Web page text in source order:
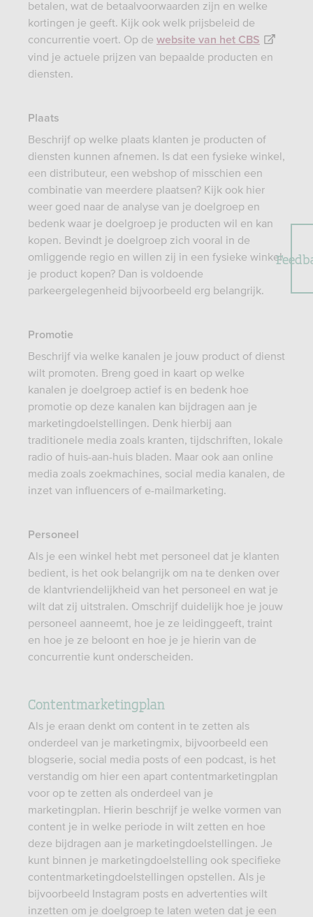
betalen, wat de betaalvoorwaarden zijn en welke
kortingen je geeft. Kijk ook welk prijsbeleid de
concurrentie voert. Op de website van het CBS
vind je actuele prijzen van bepaalde producten en
diensten.
Plaats
Beschrijf op welke plaats klanten je producten of
diensten kunnen afnemen. Is dat een fysieke winkel,
een distributeur, een webshop of misschien een
combinatie van meerdere plaatsen? Kijk ook hier
weer goed naar de analyse van je doelgroep en
bedenk waar je doelgroep je producten wil en kan
kopen. Bevindt je doelgroep zich vooral in de
omliggende regio en willen zij in een fysieke winkel
je product kopen? Dan is voldoende
parkeergelegenheid bijvoorbeeld erg belangrijk.
Promotie
Beschrijf via welke kanalen je jouw product of dienst
wilt promoten. Breng goed in kaart op welke
kanalen je doelgroep actief is en bedenk hoe
promotie op deze kanalen kan bijdragen aan je
marketingdoelstellingen. Denk hierbij aan
traditionele media zoals kranten, tijdschriften, lokale
radio of huis-aan-huis bladen. Maar ook aan online
media zoals zoekmachines, social media kanalen, de
inzet van influencers of e-mailmarketing.
Personeel
Als je een winkel hebt met personeel dat je klanten
bedient, is het ook belangrijk om na te denken over
de klantvriendelijkheid van het personeel en wat je
wilt dat zij uitstralen. Omschrijf duidelijk hoe je jouw
personeel aanneemt, hoe je ze leidinggeeft, traint
en hoe je ze beloont en hoe je je hierin van de
concurrentie kunt onderscheiden.
Contentmarketingplan
Als je eraan denkt om content in te zetten als
onderdeel van je marketingmix, bijvoorbeeld een
blogserie, social media posts of een podcast, is het
verstandig om hier een apart contentmarketingplan
voor op te zetten als onderdeel van je
marketingplan. Hierin beschrijf je welke vormen van
content je in welke periode in wilt zetten en hoe
deze bijdragen aan je marketingdoelstellingen. Je
kunt binnen je marketingdoelstelling ook specifieke
contentmarketingdoelstellingen opstellen. Als je
bijvoorbeeld Instagram posts en advertenties wilt
inzetten om je doelgroep te laten weten dat je een